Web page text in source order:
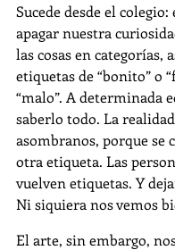
Sucede desde el colegio:
apagar nuestra
las cosas en categorías,
etiquetas de “bonito” o
“malo”. A determinada
saberlo todo. La
asombranos, porque se
otra etiqueta. Las
vuelven etiquetas. Y
Ni siquiera nos vemos
El arte, sin embargo,